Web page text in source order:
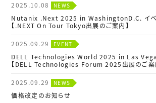
2025.10.08
NEWS
Nutanix .Next 2025 in WashingtonD.C. イベ
【.NEXT On Tour Tokyo出展のご案内】
2025.09.29
EVENT
DELL Technologies World 2025 in Las
【DELL Technologies Forum 2025出展のご案
2025.09.29
NEWS
価格改定のお知らせ